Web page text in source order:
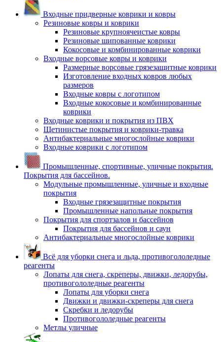
Входные придверные коврики и ковры
Резиновые ковры и коврики
Резиновые крупноячеистые ковры
Резиновые шипованные коврики
Кокосовые и комбинированные коврики
Входные ворсовые ковры и коврики
Размерные ворсовые грязезащитные коврики
Изготовление входных ковров любых
размеров
Входные ковры с логотипом
Входные кокосовые и комбинированные
коврики
Входные коврики и покрытия из ПВХ
Щетинистые покрытия и коврики-травка
Антибактериальные многослойные коврики
Входные коврики с логотипом
Промышленные, спортивные, уличные покрытия.
Покрытия для бассейнов.
Модульные промышленные, уличные и входные
покрытия
Входные грязезащитные покрытия
Промышленные напольные покрытия
Покрытия для спортзалов и бассейнов
Покрытия для бассейнов и саун
Антибактериальные многослойные коврики
Всё для уборки снега и льда, противогололедные
реагенты
Лопаты для снега, скреперы, движки, ледорубы,
противогололедные реагенты
Лопаты для уборки снега
Движки и движки-скреперы для снега
Скребки и ледорубы
Противогололедные реагенты
Метлы уличные